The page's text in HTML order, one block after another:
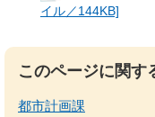
イル／144KB]
このページに関す
都市計画課